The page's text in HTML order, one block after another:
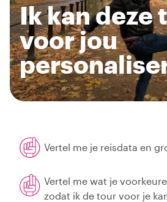
Ik kan deze
voor jou
Vertel me je reisdata en
Vertel me wat je
zodat ik de tour voor je